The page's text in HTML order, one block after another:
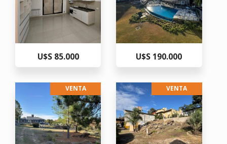
U$S 85.000 U$S 190.000
VENTA VENTA